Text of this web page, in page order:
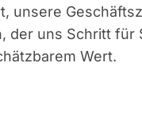
unse­re
der uns Schritt für
Wert.